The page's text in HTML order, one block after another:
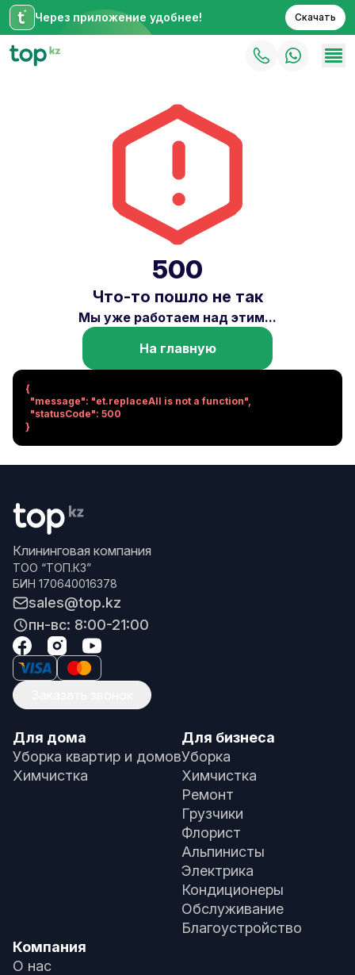
Через приложение удобнее! Скачать
500
Что-то пошло не так
Мы уже работаем над этим...
На главную
{
}
Клининговая компания
ТОО “ТОП.КЗ”
БИН 170640016378
sales@top.kz
пн-вс: 8:00-21:00
Для дома
Уборка квартир и домов
Химчистка
Для бизнеса
Уборка
Химчистка
Ремонт
Грузчики
Флорист
Альпинисты
Электрика
Кондиционеры
Обслуживание
Благоустройство
Компания
О нас